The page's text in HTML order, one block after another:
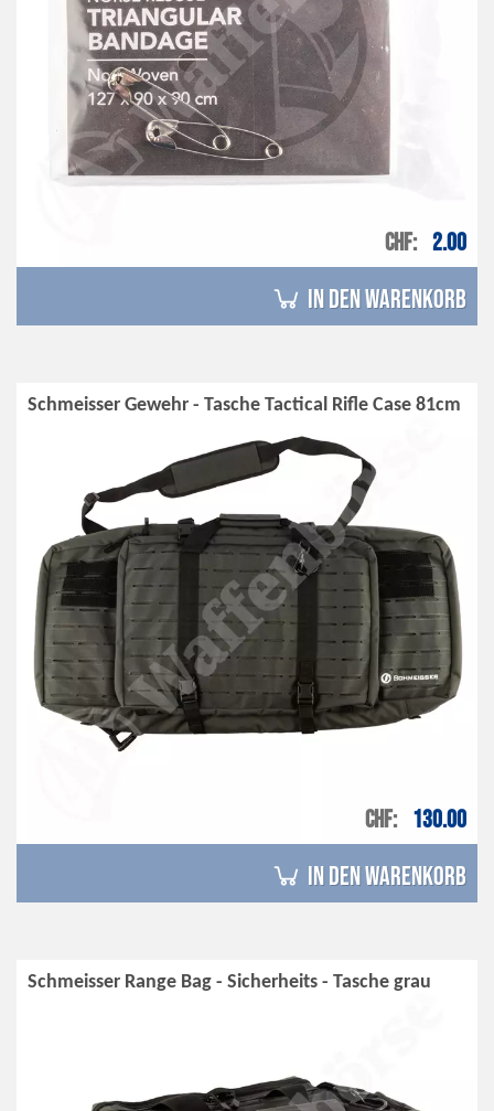
CHF 2.00
in den Warenkorb
Schmeisser Gewehr - Tasche Tactical Rifle Case 81cm
CHF 130.00
in den Warenkorb
Schmeisser Range Bag - Sicherheits - Tasche grau